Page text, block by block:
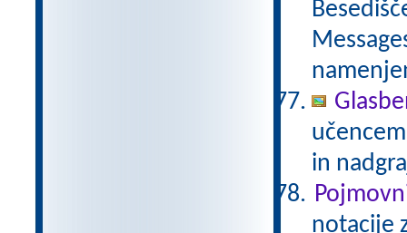
in
notacije